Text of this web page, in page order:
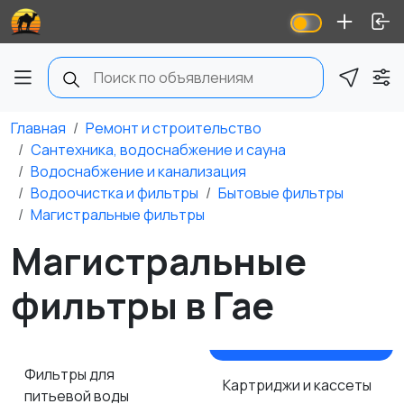
Главная
Ремонт и строительство
Сантехника, водоснабжение и сауна
Водоснабжение и канализация
Водоочистка и фильтры
Бытовые фильтры
Магистральные фильтры
Магистральные
фильтры в Гае
Фильтры для
питьевой воды
Картриджи и кассеты